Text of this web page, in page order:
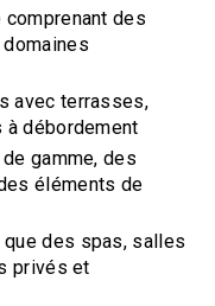
des
avec terrasses,
débordement
gamme, des
éléments de
des spas, salles
privés et